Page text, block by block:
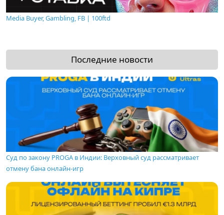
Media Buyer, Gambling, FB | 100ftd
Последние новости
Суд по закону PROGA в Индии: Верховный суд рассматривает
отмену бана онлайн-игр